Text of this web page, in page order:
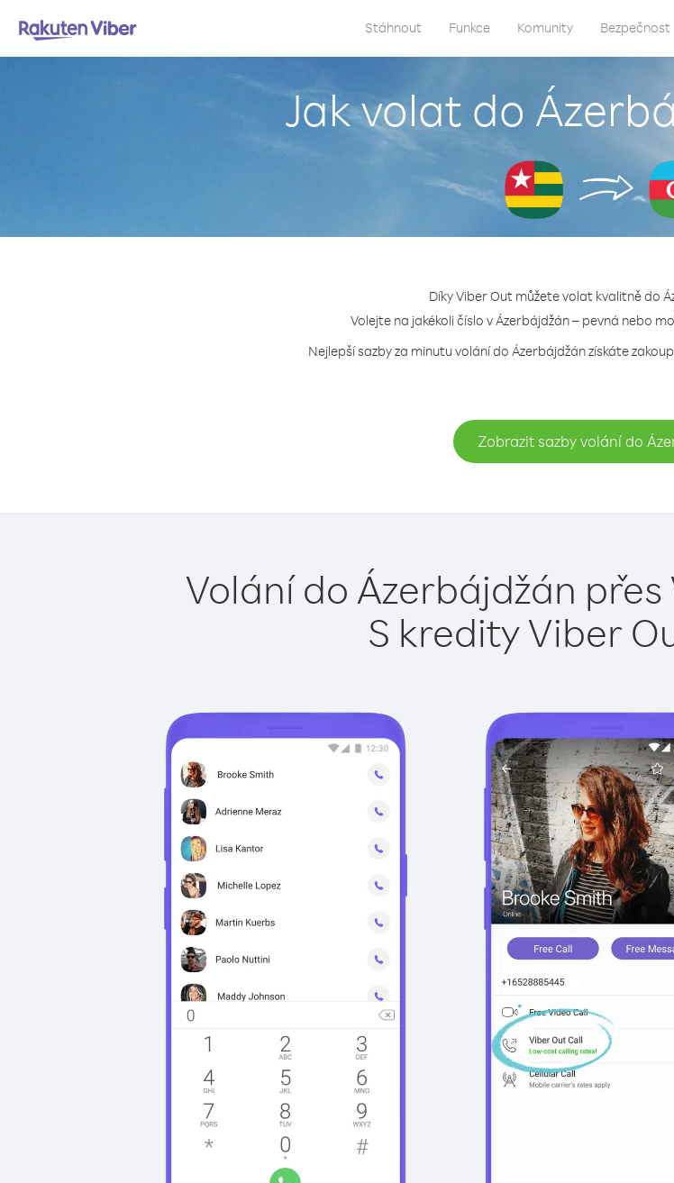
Stáhnout Funkce Komunity Bezpečnost
Jak volat do
Díky Viber Out můžete volat kvalitně do
Volejte na jakékoli číslo v Ázerbájdžán – pevná nebo
Nejlepší sazby za minutu volání do Ázerbájdžán získáte
Zobrazit sazby volání do
Volání do Ázerbájdžán
S kredity Viber